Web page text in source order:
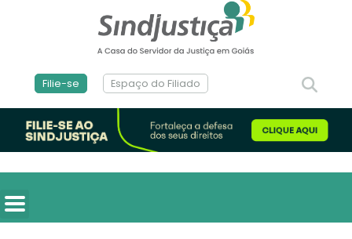
Filie-se Espaço do Filiado